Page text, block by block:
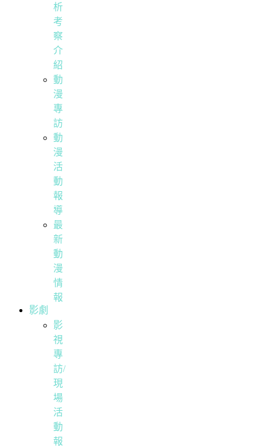
析
考
察
介
紹
動
漫
專
訪
動
漫
活
動
報
導
最
新
動
漫
情
報
影劇
影
視
專
訪/
現
場
活
動
報